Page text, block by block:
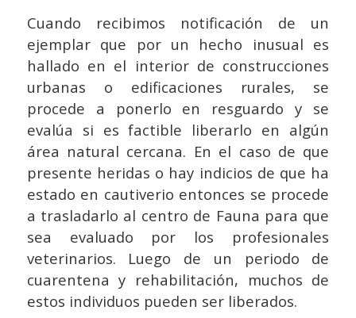
Cuando recibimos notificación de un
ejemplar que por un hecho inusual es
hallado en el interior de construcciones
urbanas o edificaciones rurales, se
procede a ponerlo en resguardo y se
evalúa si es factible liberarlo en algún
área natural cercana. En el caso de que
presente heridas o hay indicios de que ha
estado en cautiverio entonces se procede
a trasladarlo al centro de Fauna para que
sea evaluado por los profesionales
veterinarios. Luego de un periodo de
cuarentena y rehabilitación, muchos de
estos individuos pueden ser liberados.